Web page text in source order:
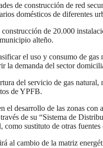
de construcción de red
domésticos de diferentes
de 20.000
alteño.
el uso y consumo de
la demanda del sector
del servicio de gas
de YPFB.
el desarrollo de las zonas con
de su “Sistema de
como sustituto de otras
al cambio de la matriz